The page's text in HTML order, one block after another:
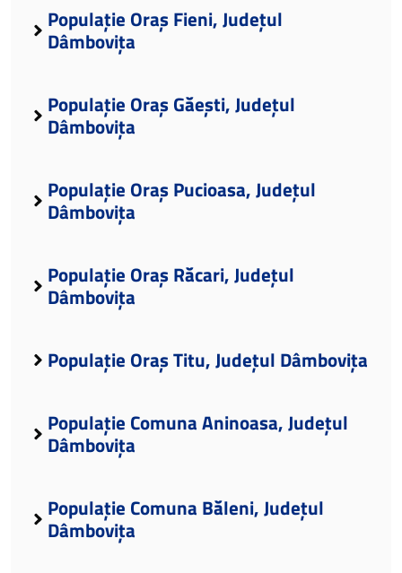
Populație Oraș Fieni, Județul
Dâmbovița
Populație Oraș Găești, Județul
Dâmbovița
Populație Oraș Pucioasa, Județul
Dâmbovița
Populație Oraș Răcari, Județul
Dâmbovița
Populație Oraș Titu, Județul Dâmbovița
Populație Comuna Aninoasa, Județul
Dâmbovița
Populație Comuna Băleni, Județul
Dâmbovița